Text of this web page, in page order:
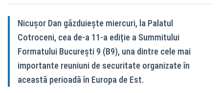
Nicușor Dan găzduiește miercuri, la Palatul
Cotroceni, cea de-a 11-a ediție a Summitului
Formatului București 9 (B9), una dintre cele mai
importante reuniuni de securitate organizate în
această perioadă în Europa de Est.